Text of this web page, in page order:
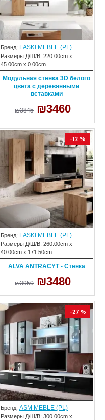
Бренд: LASKI MEBLE (PL)
Размеры Д/Ш/В: 220.00cm x
45.00cm x 0.00cm
Модульная стенка 3D белого
цвета с деревянными
вставками
₪3845 ₪3460
-12 %
Бренд: LASKI MEBLE (PL)
Размеры Д/Ш/В: 260.00cm x
40.00cm x 171.50cm
ALVA ANTRACYT - Стенка
₪3950 ₪3480
-27 %
Бренд: ASM MEBLE (PL)
Размеры Д/Ш/В: 300.00cm x